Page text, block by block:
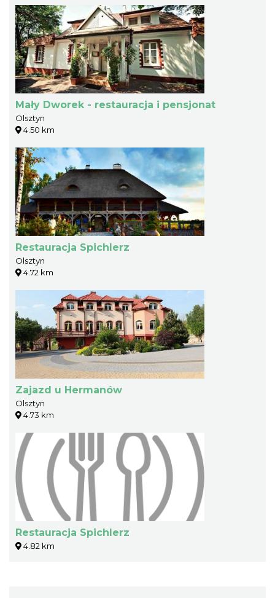
Mały Dworek - restauracja i pensjonat
Olsztyn
4.50 km
Restauracja Spichlerz
Olsztyn
4.72 km
Zajazd u Hermanów
Olsztyn
4.73 km
Restauracja Spichlerz
4.82 km